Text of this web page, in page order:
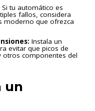
Si tu automático es
fallos, considera
moderno que ofrezca
Instala un
evitar que picos de
otros componentes del
un